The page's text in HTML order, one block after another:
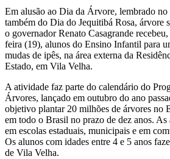
Em alusão ao Dia da Árvore, lembrado
também do Dia do Jequitibá Rosa, árvore
o governador Renato Casagrande
feira (19), alunos do Ensino Infantil para
mudas de ipês, na área externa da
Estado, em Vila Velha.
A atividade faz parte do calendário do
Árvores, lançado em outubro do ano
objetivo plantar 20 milhões de árvores no
em todo o Brasil no prazo de dez anos. As
em escolas estaduais, municipais e em
Os alunos com idades entre 4 e 5 anos
de Vila Velha.